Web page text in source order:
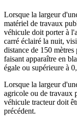
Lorsque la largeur
matériel de travaux
véhicule doit porter à
carré éclairé la nuit,
distance de 150 mètres
faisant apparaître en
égale ou supérieure à
Lorsque la largeur
agricole ou de travaux
véhicule tracteur doit
précédent.